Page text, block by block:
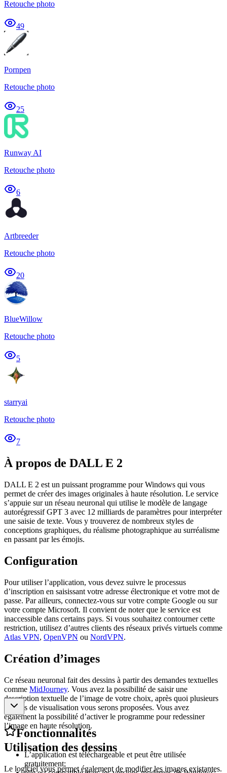
Retouche photo
49
Pornpen
Retouche photo
25
Runway AI
Retouche photo
6
Artbreeder
Retouche photo
20
BlueWillow
Retouche photo
5
starryai
Retouche photo
7
À propos de DALL E 2
DALL E 2 est un puissant programme pour Windows qui vous
permet de créer des images originales à haute résolution. Le service
s’appuie sur un réseau neuronal qui utilise le modèle de langage
autorégressif GPT 3 avec 12 milliards de paramètres pour interpréter
une saisie de texte. Vous y trouverez de nombreux styles de
conceptions graphiques, du réalisme photographique au surréalisme
en passant par les émojis.
Configuration
Pour utiliser l’application, vous devez suivre le processus
d’inscription en saisissant votre adresse électronique et votre mot de
passe. Par ailleurs, connectez-vous sur votre compte Google ou sur
votre compte Microsoft. Il convient de noter que le service est
inaccessible dans certains pays. Si vous souhaitez contourner cette
restriction, utilisez d’autres clients des réseaux privés virtuels comme
Atlas VPN, OpenVPN ou NordVPN.
Création d’images
Ce réseau neuronal fait des dessins à partir des demandes textuelles
comme MidJourney. Vous avez la possibilité de saisir une
description textuelle de l’image de votre choix, après quoi plusieurs
options de visualisation vous serons proposées. Vous avez
également la possibilité d’activer le programme pour redessiner
l’image en haute résolution.
Utilisation des dessins
Le logiciel vous permet également de modifier les images existantes.
Fonctionnalités
L’application est téléchargeable et peut être utilisée
gratuitement;